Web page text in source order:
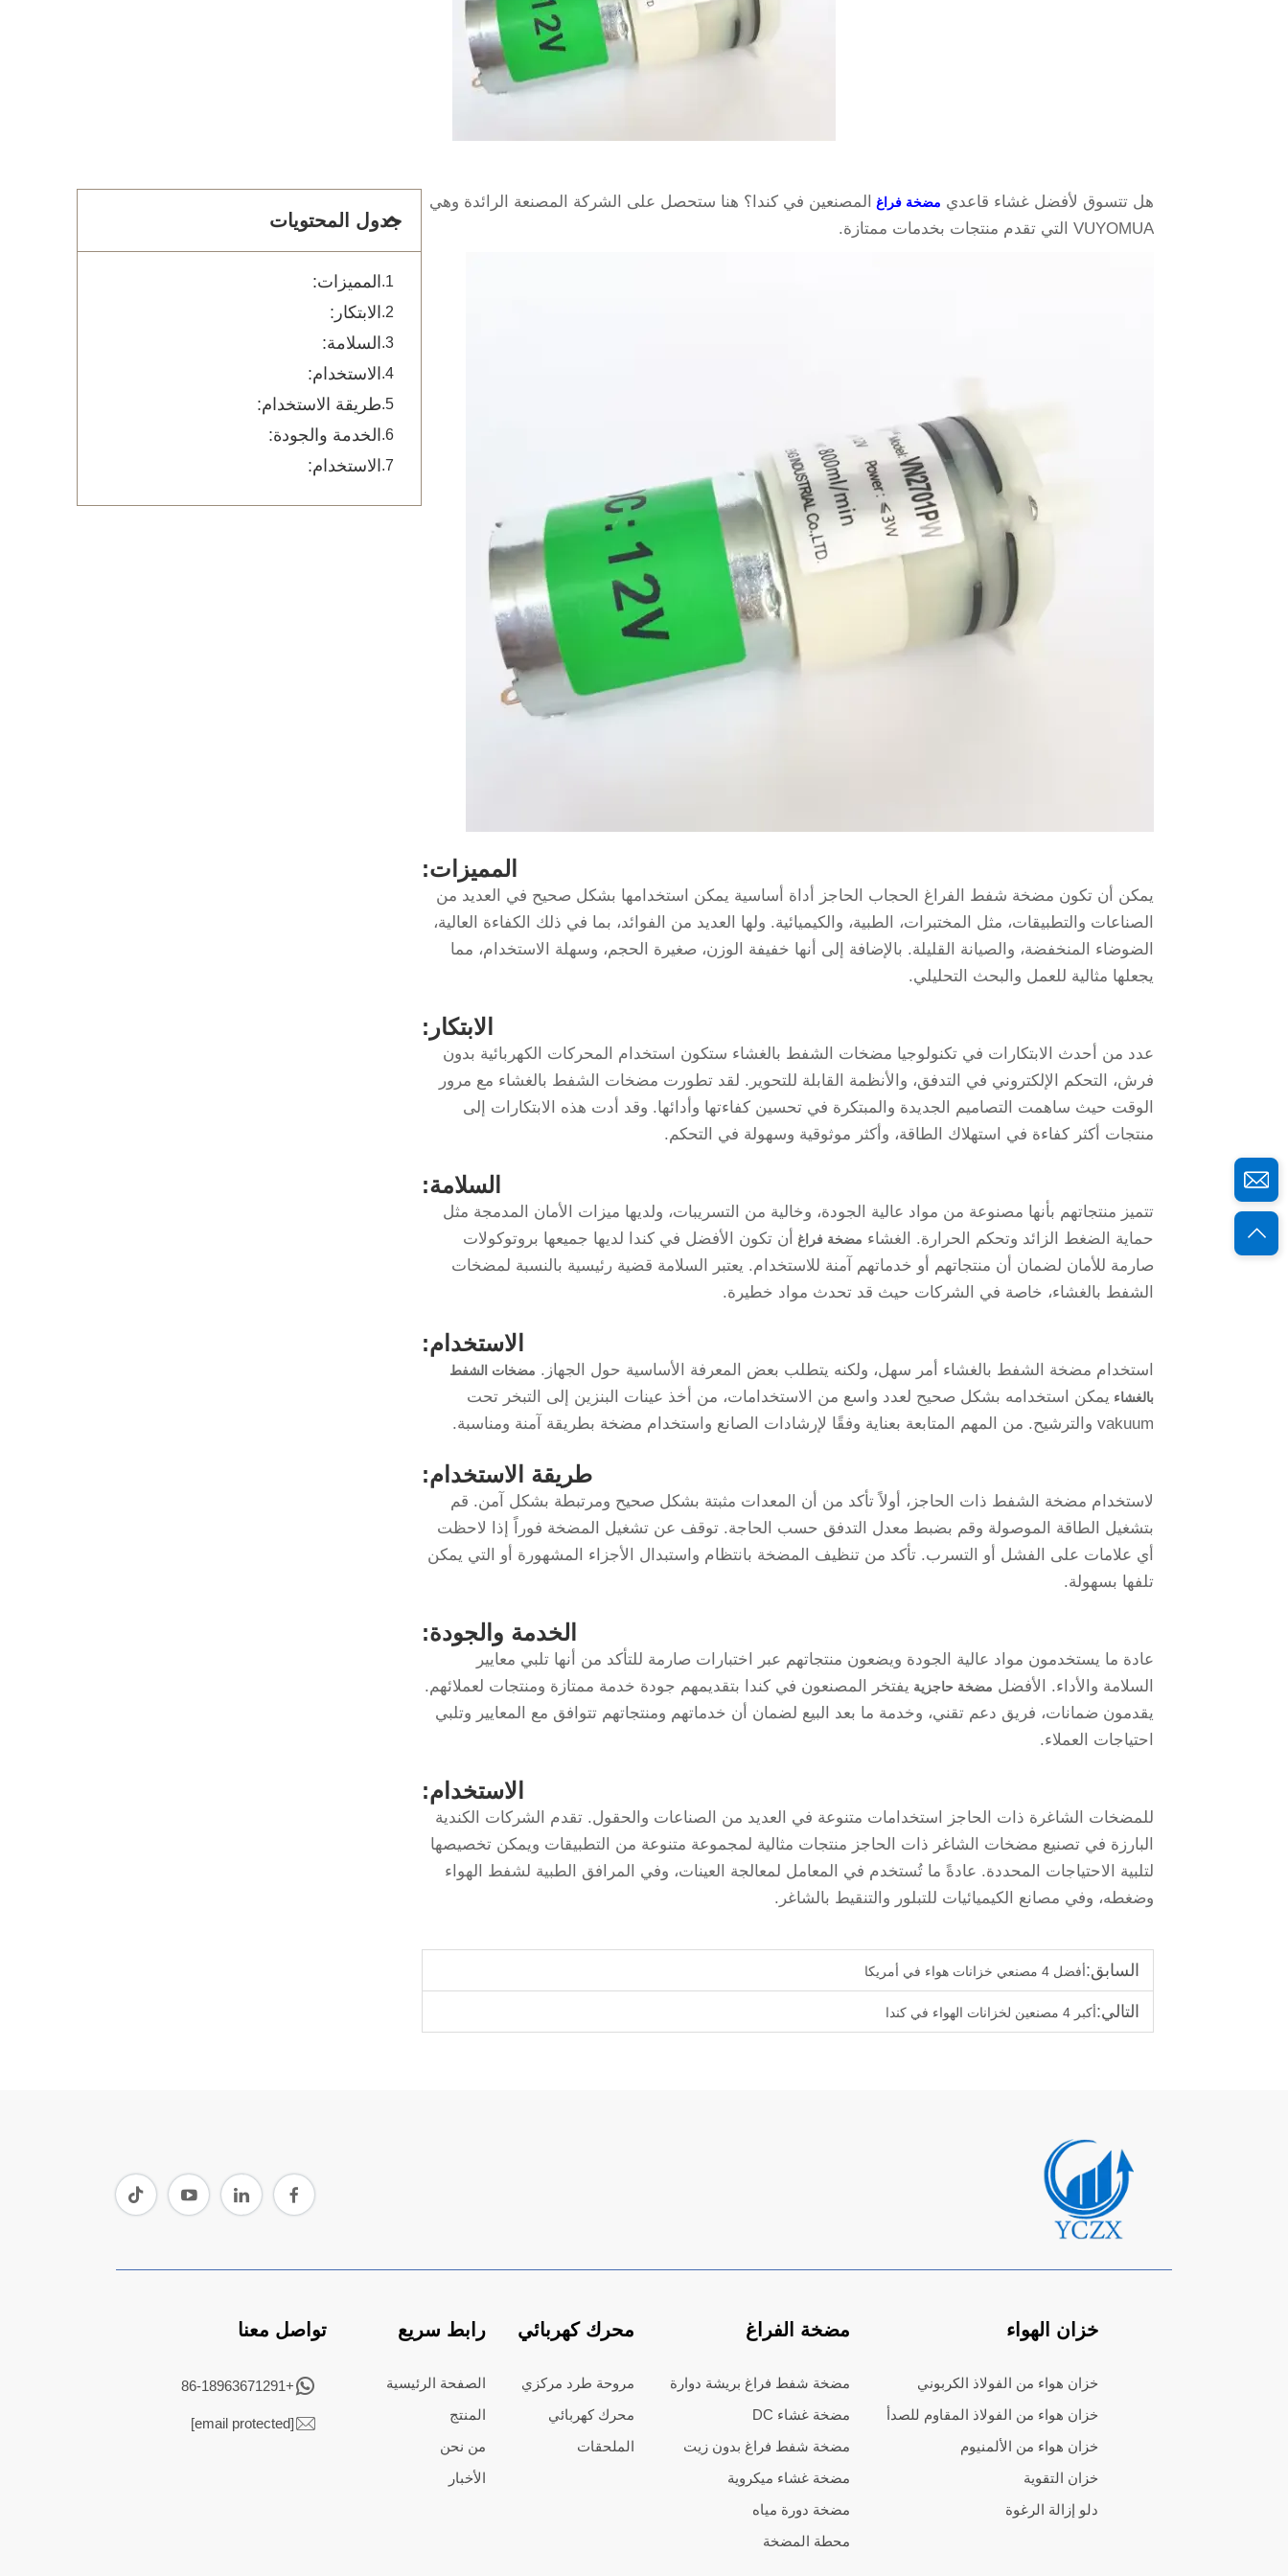
هل تتسوق لأفضل غشاء قاعدي مضخة فراغ
المصنعين في كندا؟ هنا ستحصل على الشركة المصنعة الرائدة وهي
VUYOMUA التي تقدم منتجات بخدمات ممتازة.
المميزات:
يمكن أن تكون مضخة شفط الفراغ الحجاب الحاجز أداة أساسية يمكن استخدامها بشكل صحيح في العديد من
الصناعات والتطبيقات، مثل المختبرات، الطبية، والكيميائية. ولها العديد من الفوائد، بما في ذلك الكفاءة العالية،
الضوضاء المنخفضة، والصيانة القليلة. بالإضافة إلى أنها خفيفة الوزن، صغيرة الحجم، وسهلة الاستخدام، مما
يجعلها مثالية للعمل والبحث التحليلي.
الابتكار:
عدد من أحدث الابتكارات في تكنولوجيا مضخات الشفط بالغشاء ستكون استخدام المحركات الكهربائية بدون
فرش، التحكم الإلكتروني في التدفق، والأنظمة القابلة للتحوير. لقد تطورت مضخات الشفط بالغشاء مع مرور
الوقت حيث ساهمت التصاميم الجديدة والمبتكرة في تحسين كفاءتها وأدائها. وقد أدت هذه الابتكارات إلى
منتجات أكثر كفاءة في استهلاك الطاقة، وأكثر موثوقية وسهولة في التحكم.
السلامة:
تتميز منتجاتهم بأنها مصنوعة من مواد عالية الجودة، وخالية من التسريبات، ولديها ميزات الأمان المدمجة مثل
حماية الضغط الزائد وتحكم الحرارة. الغشاء مضخة فراغ
أن تكون الأفضل في كندا لديها جميعها بروتوكولات
صارمة للأمان لضمان أن منتجاتهم أو خدماتهم آمنة للاستخدام. يعتبر السلامة قضية رئيسية بالنسبة لمضخات
الشفط بالغشاء، خاصة في الشركات حيث قد تحدث مواد خطيرة.
الاستخدام:
استخدام مضخة الشفط بالغشاء أمر سهل، ولكنه يتطلب بعض المعرفة الأساسية حول الجهاز. مضخات الشفط
بالغشاء يمكن استخدامه بشكل صحيح لعدد واسع من الاستخدامات، من أخذ عينات البنزين إلى التبخر تحت
vakuum والترشيح. من المهم المتابعة بعناية وفقًا لإرشادات الصانع واستخدام مضخة بطريقة آمنة ومناسبة.
طريقة الاستخدام:
لاستخدام مضخة الشفط ذات الحاجز، أولاً تأكد من أن المعدات مثبتة بشكل صحيح ومرتبطة بشكل آمن. قم
بتشغيل الطاقة الموصولة وقم بضبط معدل التدفق حسب الحاجة. توقف عن تشغيل المضخة فوراً إذا لاحظت
أي علامات على الفشل أو التسرب. تأكد من تنظيف المضخة بانتظام واستبدال الأجزاء المشهورة أو التي يمكن
تلفها بسهولة.
الخدمة والجودة:
عادة ما يستخدمون مواد عالية الجودة ويضعون منتجاتهم عبر اختبارات صارمة للتأكد من أنها تلبي معايير
السلامة والأداء. الأفضل مضخة حاجزية يفتخر المصنعون في كندا بتقديمهم جودة خدمة ممتازة ومنتجات لعملائهم.
يقدمون ضمانات، فريق دعم تقني، وخدمة ما بعد البيع لضمان أن خدماتهم ومنتجاتهم تتوافق مع المعايير وتلبي
احتياجات العملاء.
الاستخدام:
للمضخات الشاغرة ذات الحاجز استخدامات متنوعة في العديد من الصناعات والحقول. تقدم الشركات الكندية
البارزة في تصنيع مضخات الشاغر ذات الحاجز منتجات مثالية لمجموعة متنوعة من التطبيقات ويمكن تخصيصها
لتلبية الاحتياجات المحددة. عادةً ما تُستخدم في المعامل لمعالجة العينات، وفي المرافق الطبية لشفط الهواء
وضغطه، وفي مصانع الكيميائيات للتبلور والتنقيط بالشاغر.
السابق:أفضل 4 مصنعي خزانات هواء في أمريكا
التالي:أكبر 4 مصنعين لخزانات الهواء في كندا
جدول المحتويات
المميزات:
الابتكار:
السلامة:
الاستخدام:
طريقة الاستخدام:
الخدمة والجودة:
الاستخدام:
خزان الهواء
خزان هواء من الفولاذ الكربوني
خزان هواء من الفولاذ المقاوم للصدأ
خزان هواء من الألمنيوم
خزان التقوية
دلو إزالة الرغوة
مضخة الفراغ
مضخة شفط فراغ بريشة دوارة
مضخة غشاء DC
مضخة شفط فراغ بدون زيت
مضخة غشاء ميكروية
مضخة دورة مياه
محطة المضخة
محرك كهربائي
مروحة طرد مركزي
محرك كهربائي
الملحقات
رابط سريع
الصفحة الرئيسية
المنتج
من نحن
الأخبار
تواصل معنا
+86-18963671291
[email protected]